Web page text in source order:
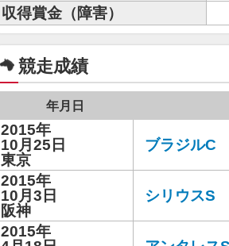
収得賞金（障害）
競走成績
年月日
2015年
10月25日
東京
ブラジルC
2015年
10月3日
阪神
シリウスS
2015年